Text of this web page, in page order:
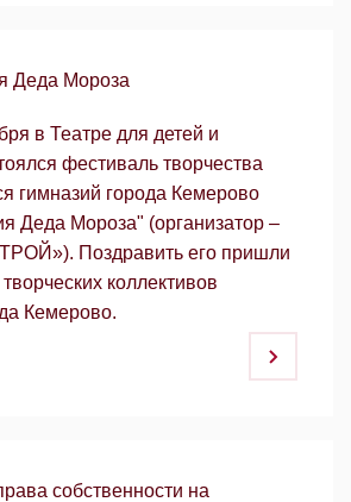
Деда Мороза
в Театре для детей и
фестиваль творчества
гимназий города Кемерово
Деда Мороза" (организатор –
Поздравить его пришли
коллективов
Кемерово.
собственности на